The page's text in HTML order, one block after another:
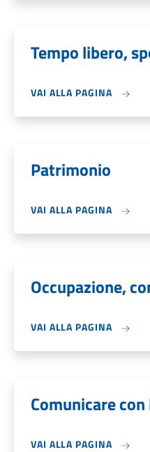
Tempo libero,
VAI ALLA PAGINA
Patrimonio
VAI ALLA PAGINA
Occupazione,
VAI ALLA PAGINA
Comunicare
VAI ALLA PAGINA